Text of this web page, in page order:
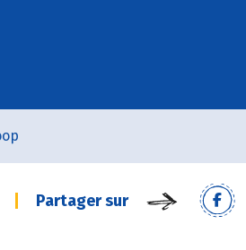
Partager sur